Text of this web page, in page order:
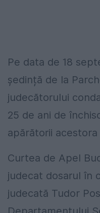
Pe data de 18
ședință de la
judecătorului
25 de ani de
apărătorii
Curtea de Apel
judecat dosarul în
judecată Tudor